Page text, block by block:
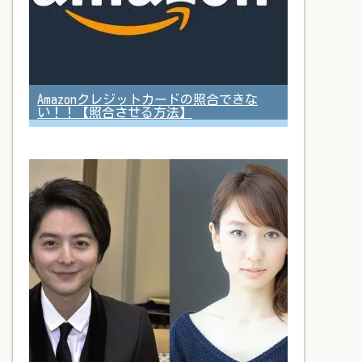
Amazonクレジットカードの照合できな
い！！【照合させる方法】